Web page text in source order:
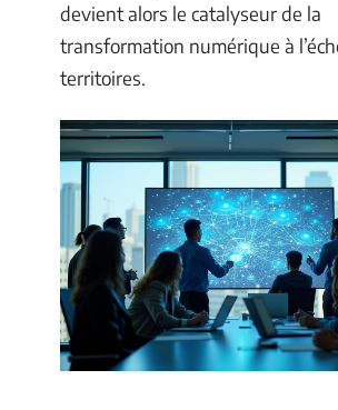
devient alors le catalyseur de la
transformation numérique à
territoires.